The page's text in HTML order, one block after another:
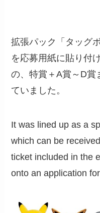
拡張パック「タッグ
を応募用紙に貼り付
の、特賞＋A賞～D賞
ていました。
It was lined up as a
which can be
ticket included in the
onto an application